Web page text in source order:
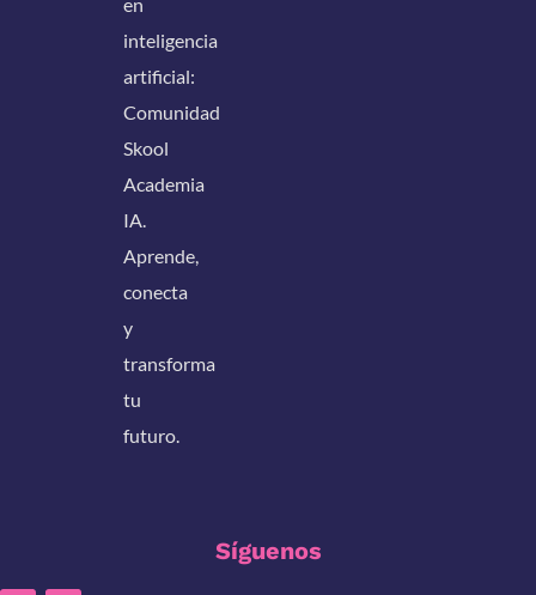
inteligencia
artificial:
Comunidad
Skool
Academia
IA.
Aprende,
conecta
y
transforma
tu
futuro.
Síguenos